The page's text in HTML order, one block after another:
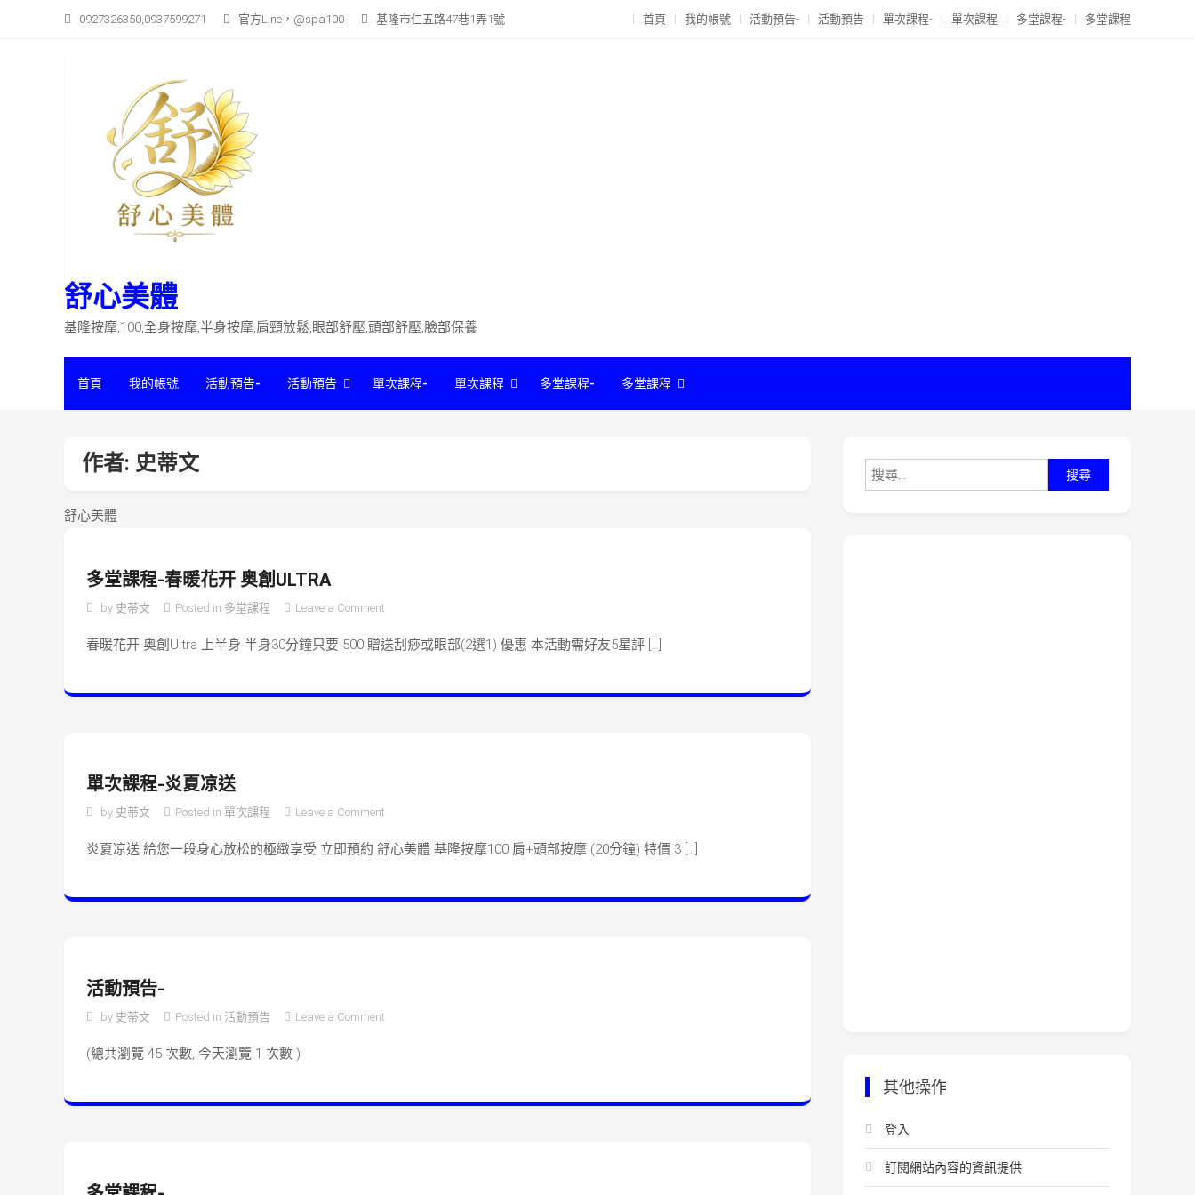
Skip to content0927326350,0937599271 官方Line，@spa100 基隆市仁五路47巷1弄1號 首頁 我的帳號 活動預告- 活動預告 單次課程- 單次課程 多堂課程- 多堂課程
舒心美體
基隆按摩,100,全身按摩,半身按摩,肩頸放鬆,眼部舒壓,頭部舒壓,臉部保養
首頁 我的帳號 活動預告- 活動預告 單次課程- 單次課程 多堂課程- 多堂課程
作者: 史蒂文
舒心美體
多堂課程-春暖花开 奥創ULTRA
by 史蒂文 Posted in 多堂課程 Leave a Comment
春暖花开 奥創Ultra 上半身 半身30分鐘只要 500 贈送刮痧或眼部(2選1) 優惠 本活動需好友5星評 […]
單次課程-炎夏凉送
by 史蒂文 Posted in 單次課程 Leave a Comment
炎夏凉送 給您一段身心放松的極緻享受 立即預約 舒心美體 基隆按摩100 肩+頭部按摩 (20分鐘) 特價 3 […]
活動預告-
by 史蒂文 Posted in 活動預告 Leave a Comment
(總共瀏覽 45 次數, 今天瀏覽 1 次數 )
搜尋關鍵字:
其他操作
登入
訂閱網站內容的資訊提供